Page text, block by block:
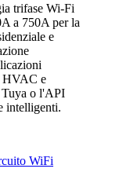
trifase Wi-Fi
a 750A per la
e
HVAC e
Tuya o l'API
intelligenti.